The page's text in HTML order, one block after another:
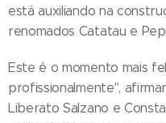
está auxiliando na
renomados Catatau e
Este é o momento mais
profissionalmente",
Liberato Salzano e